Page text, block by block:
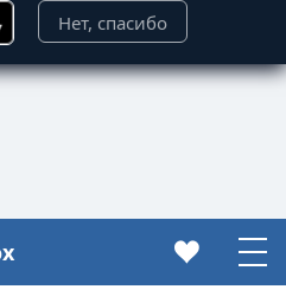
Нет, спасибо